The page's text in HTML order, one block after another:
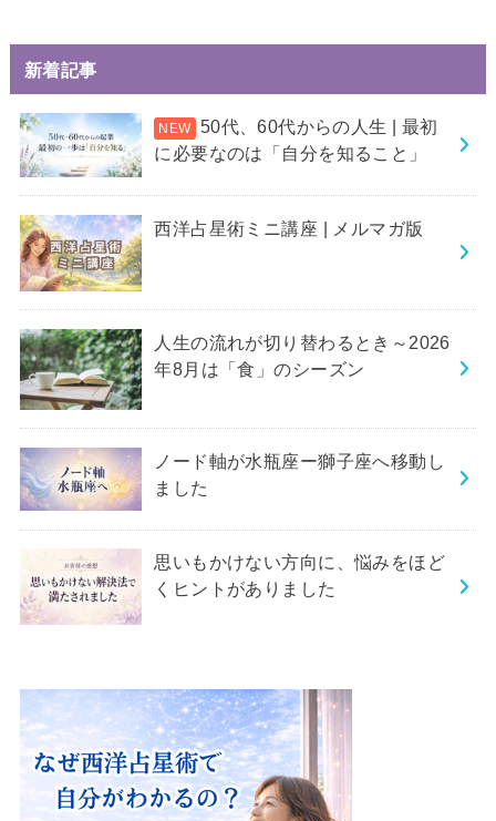
新着記事
50代、60代からの人生 | 最初
に必要なのは「自分を知ること」
西洋占星術ミニ講座 | メルマガ版
人生の流れが切り替わるとき～2026
年8月は「食」のシーズン
ノード軸が水瓶座ー獅子座へ移動し
ました
思いもかけない方向に、悩みをほど
くヒントがありました